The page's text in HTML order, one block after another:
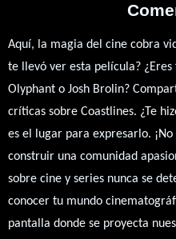
Aquí, la magia del cine cobra
te llevó ver esta película? ¿Eres
Olyphant o Josh Brolin?
críticas sobre Coastlines. ¿Te
es el lugar para expresarlo. ¡No
construir una comunidad
sobre cine y series nunca se
conocer tu mundo
pantalla donde se proyecta